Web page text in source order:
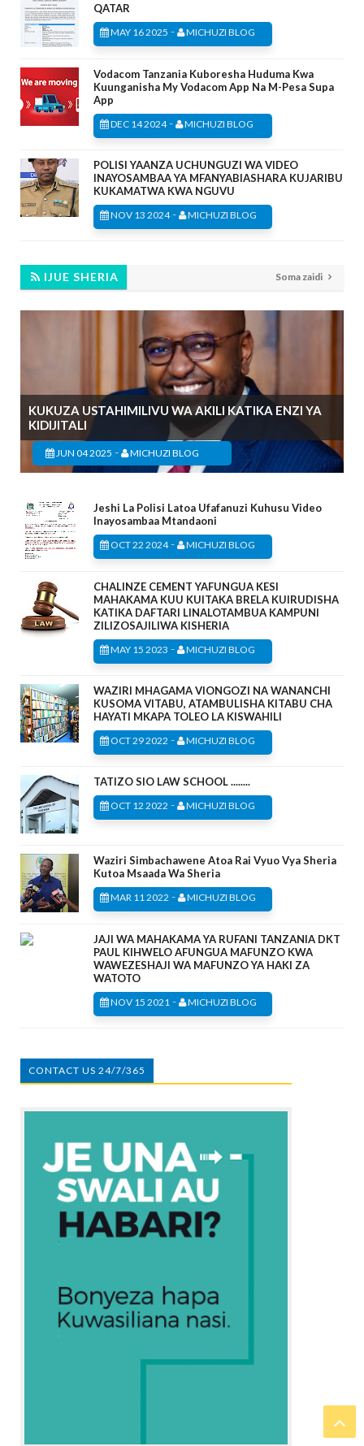
QATAR
MAY 16 2025 - MICHUZI BLOG
Vodacom Tanzania Kuboresha Huduma Kwa
Kuunganisha My Vodacom App Na M-Pesa Supa
App
DEC 14 2024- MICHUZI BLOG
POLISI YAANZA UCHUNGUZI WA VIDEO
INAYOSAMBAA YA MFANYABIASHARA KUJARIBU
KUKAMATWA KWA NGUVU
NOV 13 2024- MICHUZI BLOG
IJUE SHERIA Soma zaidi
KUKUZA USTAHIMILIVU WA AKILI KATIKA ENZI YA
KIDIJITALI
JUN 04 2025 - MICHUZI BLOG
Jeshi La Polisi Latoa Ufafanuzi Kuhusu Video
Inayosambaa Mtandaoni
OCT 22 2024- MICHUZI BLOG
CHALINZE CEMENT YAFUNGUA KESI
MAHAKAMA KUU KUITAKA BRELA KUIRUDISHA
KATIKA DAFTARI LINALOTAMBUA KAMPUNI
ZILIZOSAJILIWA KISHERIA
MAY 15 2023 - MICHUZI BLOG
WAZIRI MHAGAMA VIONGOZI NA WANANCHI
KUSOMA VITABU, ATAMBULISHA KITABU CHA
HAYATI MKAPA TOLEO LA KISWAHILI
OCT 29 2022 - MICHUZI BLOG
TATIZO SIO LAW SCHOOL ........
OCT 12 2022 - MICHUZI BLOG
Waziri Simbachawene Atoa Rai Vyuo Vya Sheria
Kutoa Msaada Wa Sheria
MAR 11 2022 - MICHUZI BLOG
JAJI WA MAHAKAMA YA RUFANI TANZANIA DKT
PAUL KIHWELO AFUNGUA MAFUNZO KWA
WAWEZESHAJI WA MAFUNZO YA HAKI ZA
WATOTO
NOV 15 2021 - MICHUZI BLOG
CONTACT US 24/7/365